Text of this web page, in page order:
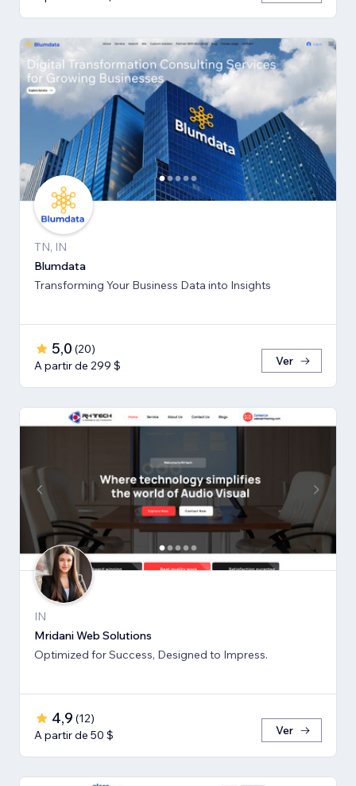
TN, IN
Blumdata
Transforming Your Business Data into Insights
5,0 (20)
A partir de 299 $
Ver
IN
Mridani Web Solutions
Optimized for Success, Designed to Impress.
4,9 (12)
A partir de 50 $
Ver